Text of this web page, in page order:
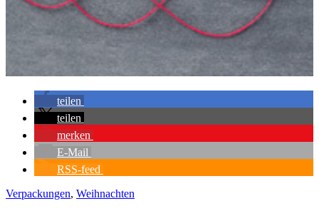
teilen
teilen
merken
E-Mail
RSS-feed
Verpackungen, Weihnachten